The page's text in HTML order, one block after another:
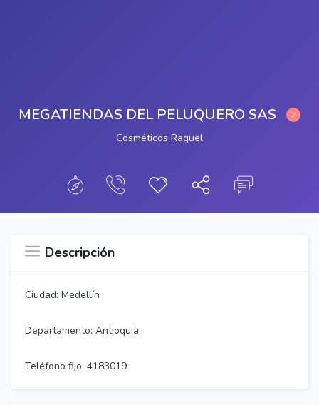
MEGATIENDAS DEL PELUQUERO SAS
Cosméticos Raquel
Descripción
Ciudad: Medellín
Departamento: Antioquia
Teléfono fijo: 4183019